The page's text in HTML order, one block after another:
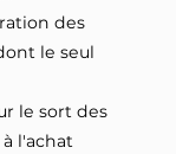
des
le seul
le sort des
l'achat